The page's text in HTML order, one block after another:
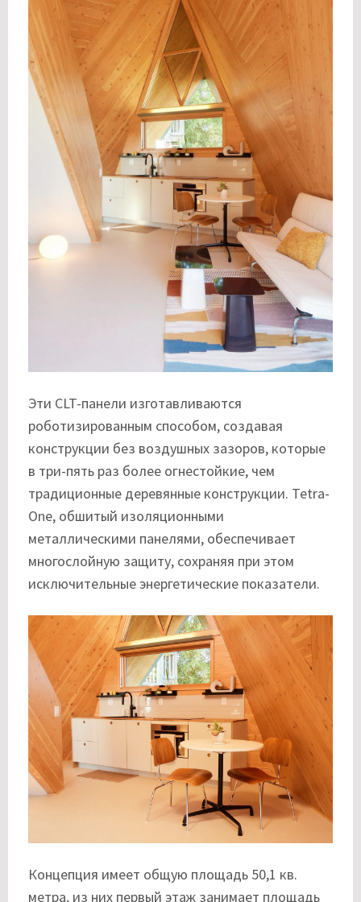
Эти CLT-панели изготавливаются
роботизированным способом, создавая
конструкции без воздушных зазоров, которые
в три-пять раз более огнестойкие, чем
традиционные деревянные конструкции. Tetra-
One, обшитый изоляционными
металлическими панелями, обеспечивает
многослойную защиту, сохраняя при этом
исключительные энергетические показатели.
Концепция имеет общую площадь 50,1 кв.
метра, из них первый этаж занимает площадь